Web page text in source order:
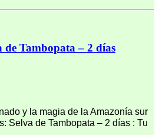
de Tambopata – 2 días
y la magia de la Amazonía sur
Selva de Tambopata – 2 días : Tu